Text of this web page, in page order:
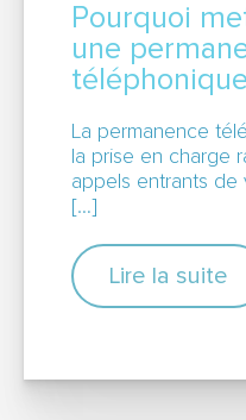
Pourquoi
une
La permanence
la prise en charge
appels entrants de
[…]
Lire la suite